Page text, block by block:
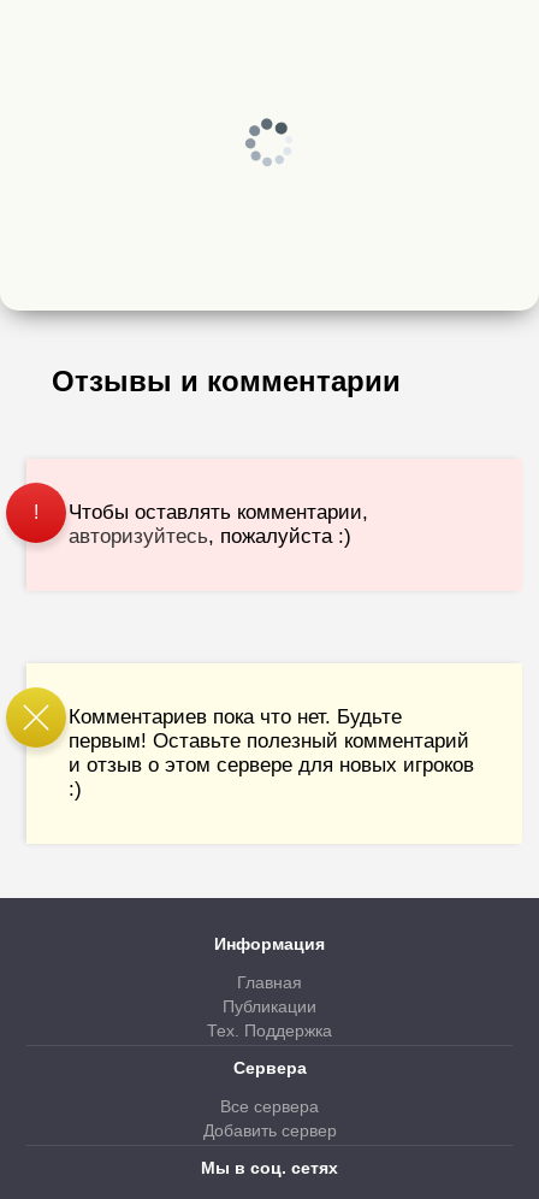
Отзывы и комментарии
!
Чтобы оставлять комментарии,
авторизуйтесь, пожалуйста :)
Комментариев пока что нет. Будьте
первым! Оставьте полезный комментарий
и отзыв о этом сервере для новых игроков
:)
Информация
Главная
Публикации
Тех. Поддержка
Сервера
Все сервера
Добавить сервер
Мы в соц. сетях